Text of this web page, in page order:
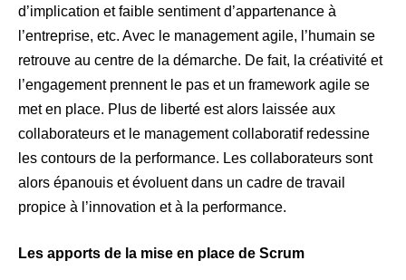
d’implication et faible sentiment d’appartenance à
l’entreprise, etc. Avec le management agile, l’humain se
retrouve au centre de la démarche. De fait, la créativité et
l’engagement prennent le pas et un framework agile se
met en place. Plus de liberté est alors laissée aux
collaborateurs et le management collaboratif redessine
les contours de la performance. Les collaborateurs sont
alors épanouis et évoluent dans un cadre de travail
propice à l’innovation et à la performance.
Les apports de la mise en place de Scrum